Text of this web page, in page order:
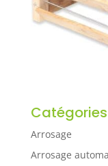
Catégories
Arrosage
Arrosage